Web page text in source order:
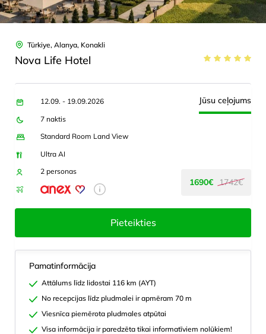
Türkiye, Alanya, Konakli
Nova Life Hotel
12.09. - 19.09.2026
7 naktis
Standard Room Land View
Ultra AI
2 personas
Jūsu ceļojums
1690€ 1742€
Pieteikties
Pamatinformācija
Attālums līdz lidostai 116 km (AYT)
No recepcijas līdz pludmalei ir apmēram 70 m
Viesnīca piemērota pludmales atpūtai
Visa informācija ir paredzēta tikai informatīviem nolūkiem!